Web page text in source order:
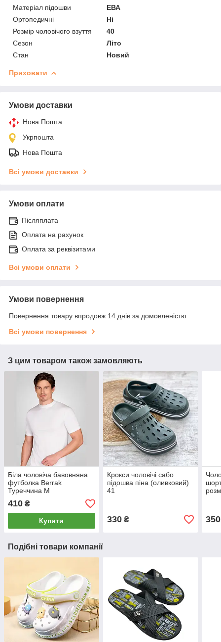
Матеріал підошви
ЕВА
Ортопедичні
Ні
Розмір чоловічого взуття
40
Сезон
Літо
Стан
Новий
Приховати
Умови доставки
Нова Пошта
Укрпошта
Нова Пошта
Всі умови доставки
Умови оплати
Післяплата
Оплата на рахунок
Оплата за реквізитами
Всі умови оплати
Умови повернення
Повернення товару впродовж 14 днів за домовленістю
Всі умови повернення
З цим товаром також замовляють
Біла чоловіча бавовняна
футболка Berrak
Туреччина M
410 ₴
Купити
Крокси чоловічі сабо
підошва піна (оливковий)
41
330₴ 350
Подібні товари компанії